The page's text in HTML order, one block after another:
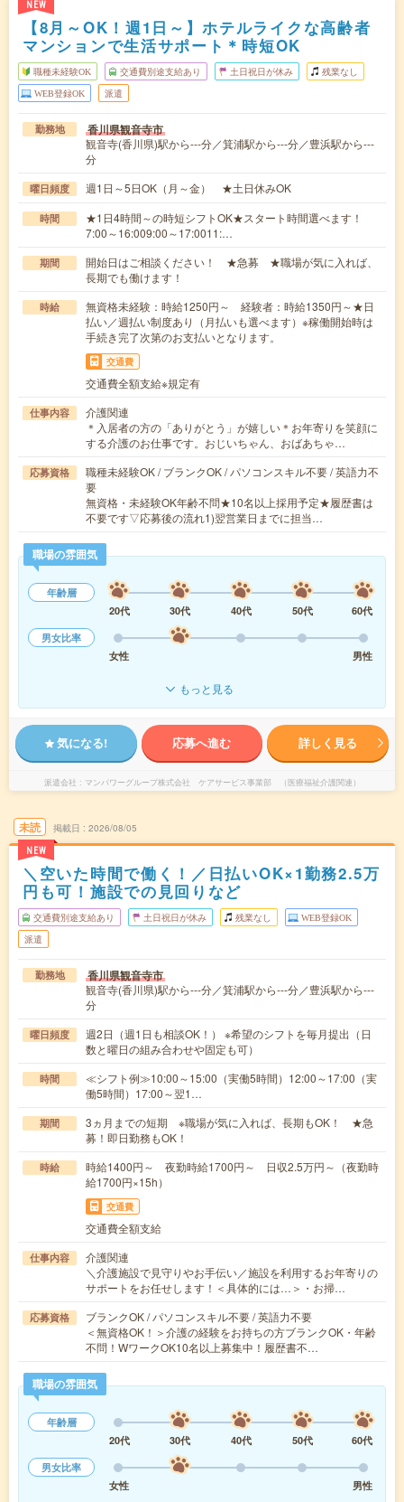
NEW
【8月～OK！週1日～】ホテルライクな高齢者
マンションで生活サポート＊時短OK
職種未経験OK 交通費別途支給あり 土日祝日が休み 残業なし
WEB登録OK 派遣
勤務地 香川県観音寺市
観音寺(香川県)駅から---分／箕浦駅から---分／豊浜駅から---
分
曜日頻度 週1日～5日OK（月～金） ★土日休みOK
時間
★1日4時間～の時短シフトOK★スタート時間選べます！
7:00～16:009:00～17:0011:…
期間
開始日はご相談ください！ ★急募 ★職場が気に入れば、
長期でも働けます！
時給
無資格未経験：時給1250円～ 経験者：時給1350円～★日
払い／週払い制度あり（月払いも選べます）※稼働開始時は
手続き完了次第のお支払いとなります。
交通費
交通費全額支給※規定有
仕事内容
介護関連
＊入居者の方の「ありがとう」が嬉しい＊お年寄りを笑顔に
する介護のお仕事です。おじいちゃん、おばあちゃ…
応募資格
職種未経験OK / ブランクOK / パソコンスキル不要 / 英語力不
要
無資格・未経験OK年齢不問★10名以上採用予定★履歴書は
不要です▽応募後の流れ1)翌営業日までに担当…
職場の雰囲気
年齢層
20代
30代 40代 50代
60代
男女比率
女性
男性
もっと見る
気になる! 応募へ進む 詳しく見る
派遣会社 マンパワーグループ株式会社 ケアサービス事業部 （医療福祉介護関連）
未読
NEW
掲載日 2026/08/05
＼空いた時間で働く！／日払いOK×1勤務2.5万
円も可！施設での見回りなど
交通費別途支給あり 土日祝日が休み 残業なし WEB登録OK
派遣
勤務地 香川県観音寺市
観音寺(香川県)駅から---分／箕浦駅から---分／豊浜駅から---
分
曜日頻度
週2日（週1日も相談OK！） ※希望のシフトを毎月提出（日
数と曜日の組み合わせや固定も可）
時間
≪シフト例≫10:00～15:00（実働5時間）12:00～17:00（実
働5時間）17:00～翌1…
期間
3ヵ月までの短期 ※職場が気に入れば、長期もOK！ ★急
募！即日勤務もOK！
時給
時給1400円～ 夜勤時給1700円～ 日収2.5万円～（夜勤時
給1700円×15h）
交通費
交通費全額支給
仕事内容
介護関連
＼介護施設で見守りやお手伝い／施設を利用するお年寄りの
サポートをお任せします！＜具体的には…＞・お掃…
応募資格
ブランクOK / パソコンスキル不要 / 英語力不要
＜無資格OK！＞介護の経験をお持ちの方ブランクOK・年齢
不問！WワークOK10名以上募集中！履歴書不…
職場の雰囲気
年齢層
20代
30代 40代 50代
60代
男女比率
女性
男性